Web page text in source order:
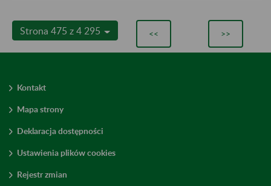
Strona 475 z 4 295 << >>
Kontakt
Mapa strony
Deklaracja dostępności
Ustawienia plików cookies
Rejestr zmian